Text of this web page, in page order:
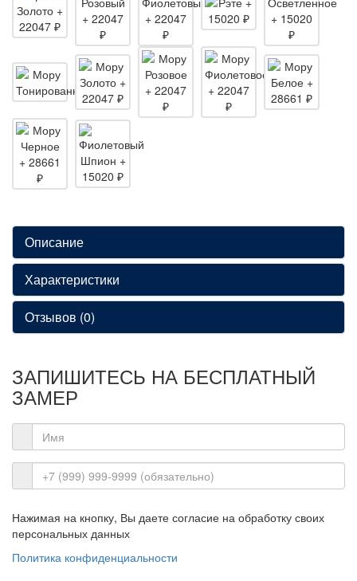
Описание
Характеристики
Отзывов (0)
ЗАПИШИТЕСЬ НА БЕСПЛАТНЫЙ
ЗАМЕР
Нажимая на кнопку, Вы даете согласие на обработку своих
персональных данных
Политика конфиденциальности